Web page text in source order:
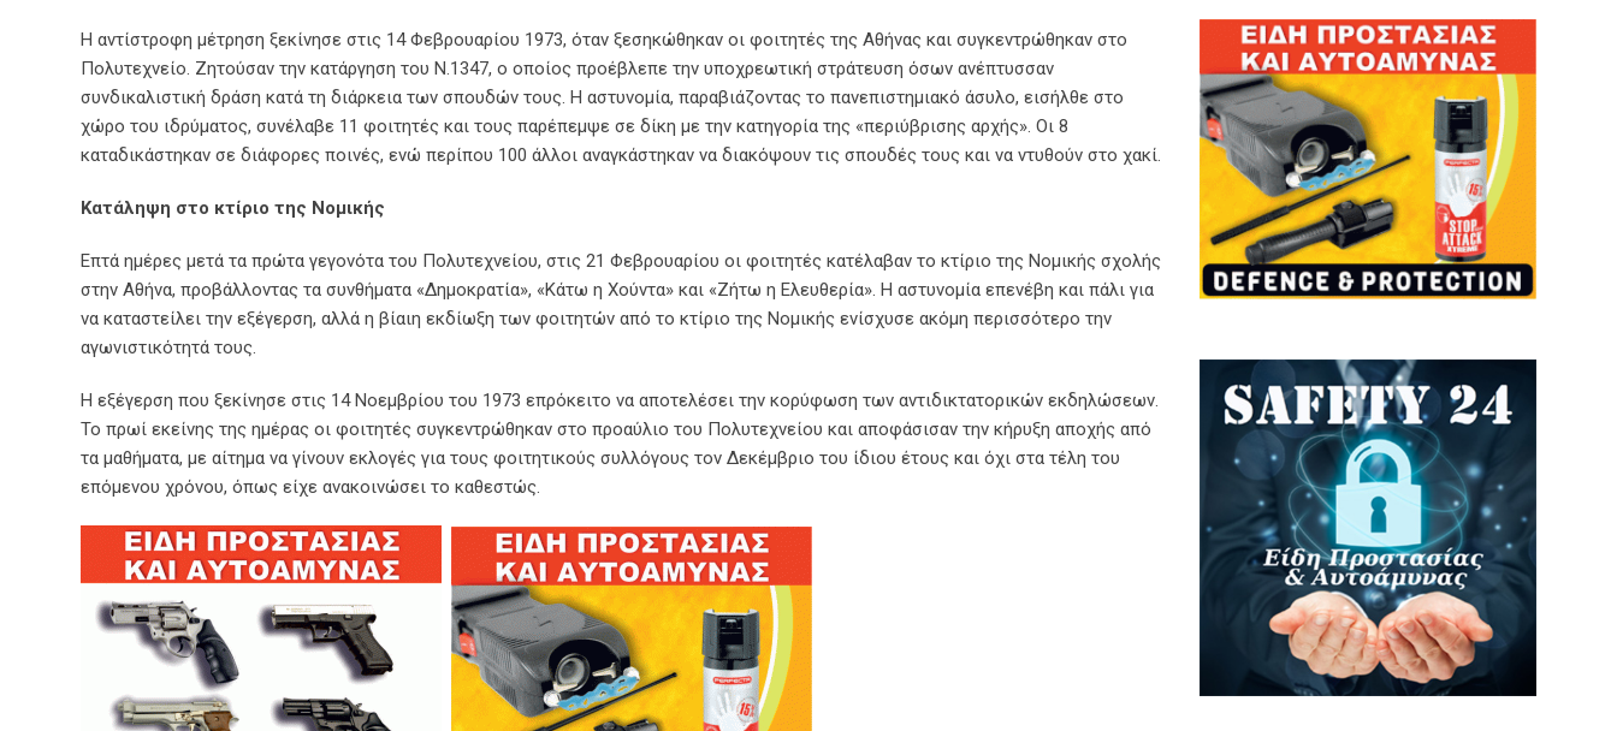
Η αντίστροφη μέτρηση ξεκίνησε στις 14 Φεβρουαρίου 1973, όταν ξεσηκώθηκαν οι φοιτητές της Αθήνας και συγκεντρώθηκαν στο
Πολυτεχνείο. Ζητούσαν την κατάργηση του Ν.1347, ο οποίος προέβλεπε την υποχρεωτική στράτευση όσων ανέπτυσσαν
συνδικαλιστική δράση κατά τη διάρκεια των σπουδών τους. Η αστυνομία, παραβιάζοντας το πανεπιστημιακό άσυλο, εισήλθε στο
χώρο του ιδρύματος, συνέλαβε 11 φοιτητές και τους παρέπεμψε σε δίκη με την κατηγορία της «περιύβρισης αρχής». Οι 8
καταδικάστηκαν σε διάφορες ποινές, ενώ περίπου 100 άλλοι αναγκάστηκαν να διακόψουν τις σπουδές τους και να ντυθούν στο χακί.
Κατάληψη στο κτίριο της Νομικής
Επτά ημέρες μετά τα πρώτα γεγονότα του Πολυτεχνείου, στις 21 Φεβρουαρίου οι φοιτητές κατέλαβαν το κτίριο της Νομικής σχολής
στην Αθήνα, προβάλλοντας τα συνθήματα «Δημοκρατία», «Κάτω η Χούντα» και «Ζήτω η Ελευθερία». Η αστυνομία επενέβη και πάλι για
να καταστείλει την εξέγερση, αλλά η βίαιη εκδίωξη των φοιτητών από το κτίριο της Νομικής ενίσχυσε ακόμη περισσότερο την
αγωνιστικότητά τους.
Η εξέγερση που ξεκίνησε στις 14 Νοεμβρίου του 1973 επρόκειτο να αποτελέσει την κορύφωση των αντιδικτατορικών εκδηλώσεων.
Το πρωί εκείνης της ημέρας οι φοιτητές συγκεντρώθηκαν στο προαύλιο του Πολυτεχνείου και αποφάσισαν την κήρυξη αποχής από
τα μαθήματα, με αίτημα να γίνουν εκλογές για τους φοιτητικούς συλλόγους τον Δεκέμβριο του ίδιου έτους και όχι στα τέλη του
επόμενου χρόνου, όπως είχε ανακοινώσει το καθεστώς.